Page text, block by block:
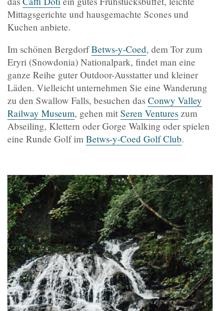
Mittagsgerichte und hausgemachte Scones und
Kuchen anbiete.
Im schönen BergdorfBetws-y-Coed, dem Tor zum
Eryri (Snowdonia) Nationalpark, findet man eine
ganze Reihe guter Outdoor-Ausstatter und kleiner
Läden. Vielleicht unternehmen Sie eine Wanderung
zu den Swallow Falls, besuchen das Conwy Valley
Railway Museum, gehen mit Seren Ventures zum
Abseiling, Klettern oder Gorge Walking oder spielen
eine Runde Golf im Betws-y-Coed Golf Club.